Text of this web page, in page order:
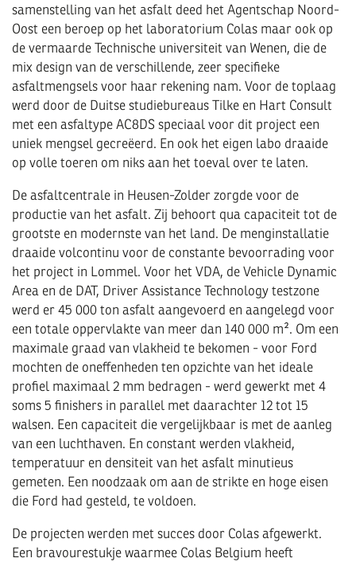
samenstelling van het asfalt deed het Agentschap Noord-
Oost een beroep op het laboratorium Colas maar ook op
de vermaarde Technische universiteit van Wenen, die de
mix design van de verschillende, zeer specifieke
asfaltmengsels voor haar rekening nam. Voor de toplaag
werd door de Duitse studiebureaus Tilke en Hart Consult
met een asfaltype AC8DS speciaal voor dit project een
uniek mengsel gecreëerd. En ook het eigen labo draaide
op volle toeren om niks aan het toeval over te laten.
De asfaltcentrale in Heusen-Zolder zorgde voor de
productie van het asfalt. Zij behoort qua capaciteit tot de
grootste en modernste van het land. De menginstallatie
draaide volcontinu voor de constante bevoorrading voor
het project in Lommel. Voor het VDA, de Vehicle Dynamic
Area en de DAT, Driver Assistance Technology testzone
werd er 45 000 ton asfalt aangevoerd en aangelegd voor
een totale oppervlakte van meer dan 140 000 m². Om een
maximale graad van vlakheid te bekomen - voor Ford
mochten de oneffenheden ten opzichte van het ideale
profiel maximaal 2 mm bedragen - werd gewerkt met 4
soms 5 finishers in parallel met daarachter 12 tot 15
walsen. Een capaciteit die vergelijkbaar is met de aanleg
van een luchthaven. En constant werden vlakheid,
temperatuur en densiteit van het asfalt minutieus
gemeten. Een noodzaak om aan de strikte en hoge eisen
die Ford had gesteld, te voldoen.
De projecten werden met succes door Colas afgewerkt.
Een bravourestukje waarmee Colas Belgium heeft